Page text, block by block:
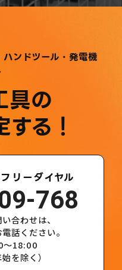
ンドツール・発電機
具の
る！
リーダイヤル
768
合わせは、
話ください。
～18:00
を除く）